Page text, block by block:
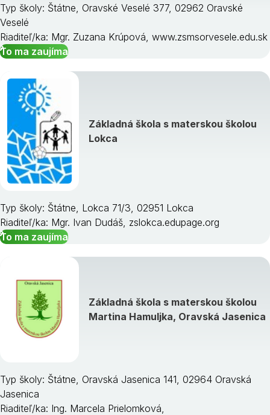
Typ školy: Štátne, Oravské Veselé 377, 02962 Oravské
Veselé
Riaditeľ/ka: Mgr. Zuzana Krúpová, www.zsmsorvesele.edu.sk
To ma zaujíma
Základná škola s materskou školou
Lokca
Typ školy: Štátne, Lokca 71/3, 02951 Lokca
Riaditeľ/ka: Mgr. Ivan Dudáš, zslokca.edupage.org
To ma zaujíma
Základná škola s materskou školou
Martina Hamuljka, Oravská Jasenica
Typ školy: Štátne, Oravská Jasenica 141, 02964 Oravská
Jasenica
Riaditeľ/ka: Ing. Marcela Prielomková,